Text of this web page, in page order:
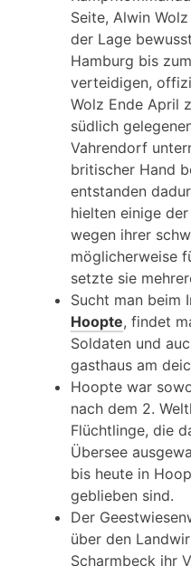
Seite, Alwin
der Lage
Hamburg bis
verteidigen,
Wolz Ende April
südlich
Vahrendorf
britischer Hand
entstanden
hielten einige
wegen ihrer
möglicherweise
setzte sie
Sucht man beim
Hoopte, findet
Soldaten und
gasthaus am
Hoopte war
nach dem 2.
Flüchtlinge, die
Übersee
bis heute in
geblieben sind.
Der
über den
Scharmbeck ihr